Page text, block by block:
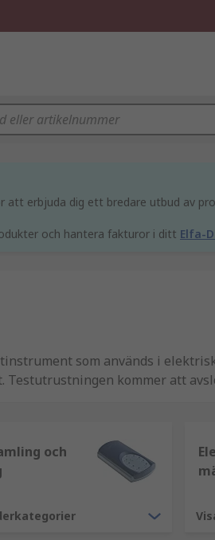
att erbjuda dig ett bredare utbud av
och hantera fakturor i ditt Elfa-
som används i
kommer att
och